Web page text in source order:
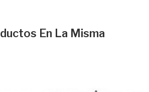
En La Misma